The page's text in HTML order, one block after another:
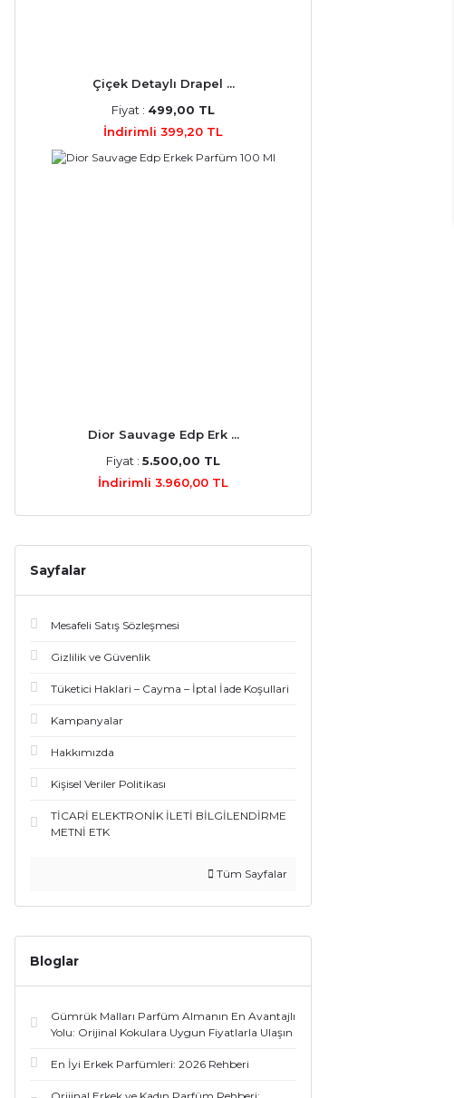
AZZARO (4)
Byredo (4)
Clive Christian (4)
Bottega Veneta (3)
Davidoff (3)
Elie Saab (3)
Marc Jacobs (3)
Memo (3)
Serge Lutens (3)
Sospiro (3)
Cacharel (2)
Escada (2)
Franck Boclet (2)
Jo Malone London (2)
Orto Parisi (2)
Çiçek Detaylı Drapel ...
Fiyat : 499,00 TL
İndirimli 399,20 TL
Dior Sauvage Edp Erk ...
Fiyat : 5.500,00 TL
İndirimli 3.960,00 TL
Sayfalar
Mesafeli Satış Sözleşmesi
Gizlilik ve Güvenlik
Tüketici Haklari – Cayma – İptal İade Koşullari
Kampanyalar
Hakkımızda
Kişisel Veriler Politikası
TİCARİ ELEKTRONİK İLETİ BİLGİLENDİRME
METNİ ETK
Tüm Sayfalar
Bloglar
Gümrük Malları Parfüm Almanın En Avantajlı
Yolu: Orijinal Kokulara Uygun Fiyatlarla Ulaşın
En İyi Erkek Parfümleri: 2026 Rehberi